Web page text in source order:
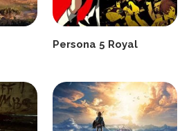
Persona 5 Royal